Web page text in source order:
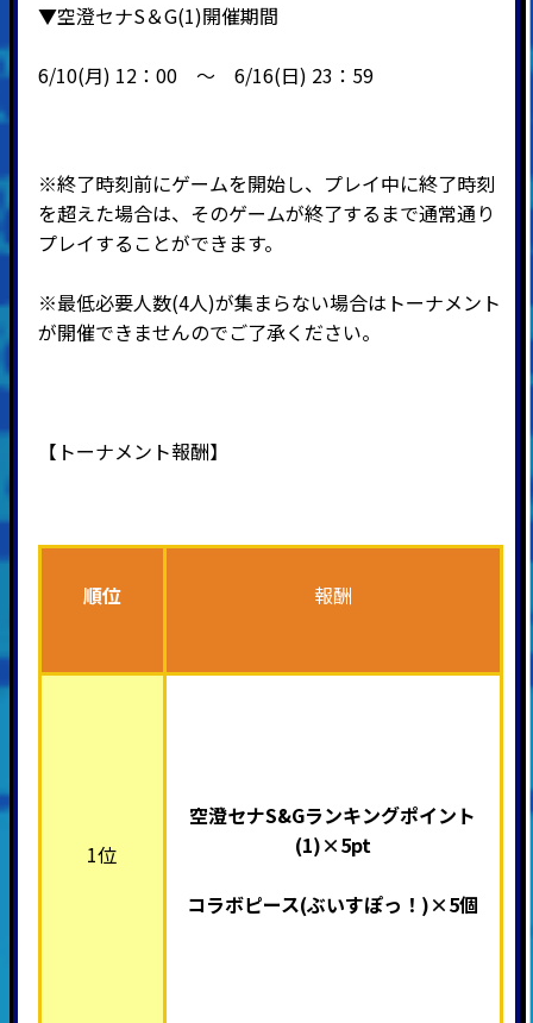
▼空澄セナS＆G(1)開催期間
6/10(月) 12：00 ～ 6/16(日) 23：59
※終了時刻前にゲームを開始し、プレイ中に終了時刻
を超えた場合は、そのゲームが終了するまで通常通り
プレイすることができます。
※最低必要人数(4人)が集まらない場合はトーナメント
が開催できませんのでご了承ください。
【トーナメント報酬】
順位 報酬
1位
空澄セナS&Gランキングポイント
(1)×5pt
コラボピース(ぶいすぽっ！ )×5個